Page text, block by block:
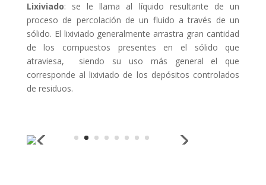
Lixiviado: se le llama al líquido resultante de un
proceso de percolación de un fluido a través de un
sólido. El lixiviado generalmente arrastra gran cantidad
de los compuestos presentes en el sólido que
atraviesa, siendo su uso más general el que
corresponde al lixiviado de los depósitos controlados
de residuos.